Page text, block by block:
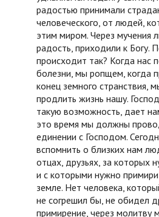
радостью принимали
человеческого, от людей,
этим миром. Через мучения
радость, приходили к Богу.
происходит так? Когда нас
болезни, мы ропщем, когда
конец земного странствия,
продлить жизнь нашу.
такую возможность, дает
это время мы должны
единении с Господом.
вспомнить о близких нам
отцах, друзьях, за которых
и с которыми нужно
земле. Нет человека,
не согрешил бы, не обидел
примирение, через